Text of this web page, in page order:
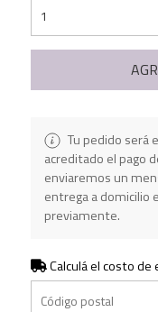
Tu pedido será
acreditado el pago
enviaremos un
entrega a domicilio
previamente.
Calculá el costo de